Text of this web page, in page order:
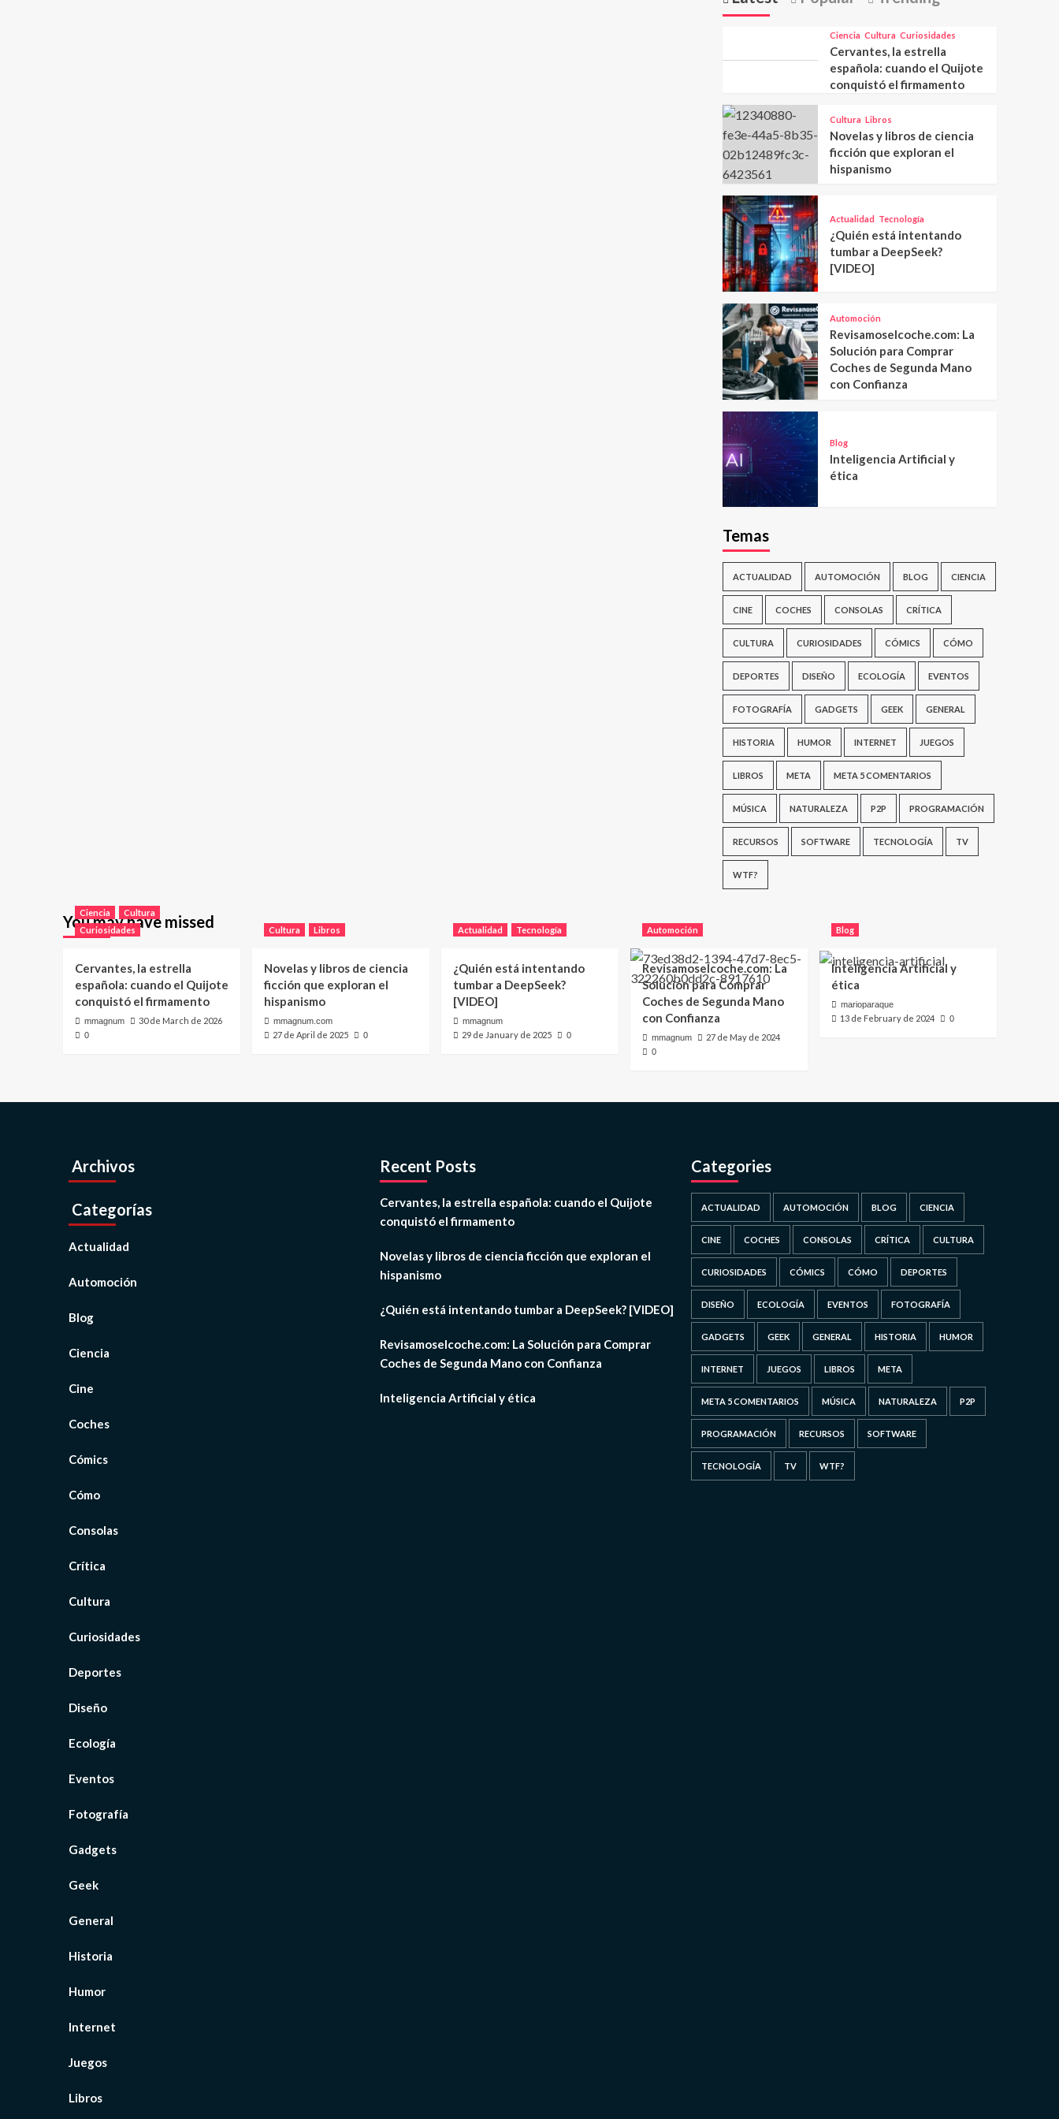
Ciencia Cultura Curiosidades
Cervantes, la estrella
española: cuando el Quijote
conquistó el firmamento
Cultura Libros
Novelas y libros de ciencia
ficción que exploran el
hispanismo
Actualidad Tecnología
¿Quién está intentando
tumbar a DeepSeek?
[VIDEO]
Automoción
Revisamoselcoche.com: La
Solución para Comprar
Coches de Segunda Mano
con Confianza
Blog
Inteligencia Artificial y
ética
Temas
ACTUALIDAD AUTOMOCIÓN BLOG CIENCIA
CINE COCHES CONSOLAS CRÍTICA
CULTURA CURIOSIDADES CÓMICS CÓMO
DEPORTES DISEÑO ECOLOGÍA EVENTOS
FOTOGRAFÍA GADGETS GEEK GENERAL
HISTORIA HUMOR INTERNET JUEGOS
LIBROS META META 5 COMENTARIOS
MÚSICA NATURALEZA P2P PROGRAMACIÓN
RECURSOS SOFTWARE TECNOLOGÍA TV
WTF?
You may have missed
Ciencia
Cultura
Curiosidades
Cervantes, la estrella
española: cuando el Quijote
conquistó el firmamento
mmagnum 30 de March de 2026
0
Cultura Libros
Novelas y libros de ciencia
ficción que exploran el
hispanismo
mmagnum.com
27 de April de 2025 0
Actualidad Tecnología
¿Quién está intentando
tumbar a DeepSeek?
[VIDEO]
mmagnum
29 de January de 2025 0
Automoción
Revisamoselcoche.com: La
Solución para Comprar
Coches de Segunda Mano
con Confianza
mmagnum 27 de May de 2024
0
Blog
Inteligencia Artificial y
ética
marioparaque
13 de February de 2024 0
Archivos
Categorías
Actualidad
Automoción
Blog
Ciencia
Cine
Coches
Cómics
Cómo
Consolas
Crítica
Cultura
Curiosidades
Deportes
Diseño
Ecología
Eventos
Fotografía
Gadgets
Geek
General
Historia
Humor
Internet
Juegos
Libros
Recent Posts
Cervantes, la estrella española: cuando el Quijote
conquistó el firmamento
Novelas y libros de ciencia ficción que exploran el
hispanismo
¿Quién está intentando tumbar a DeepSeek? [VIDEO]
Revisamoselcoche.com: La Solución para Comprar
Coches de Segunda Mano con Confianza
Inteligencia Artificial y ética
Categories
ACTUALIDAD AUTOMOCIÓN BLOG CIENCIA
CINE COCHES CONSOLAS CRÍTICA CULTURA
CURIOSIDADES CÓMICS CÓMO DEPORTES
DISEÑO ECOLOGÍA EVENTOS FOTOGRAFÍA
GADGETS GEEK GENERAL HISTORIA HUMOR
INTERNET JUEGOS LIBROS META
META 5 COMENTARIOS MÚSICA NATURALEZA P2P
PROGRAMACIÓN RECURSOS SOFTWARE
TECNOLOGÍA TV WTF?